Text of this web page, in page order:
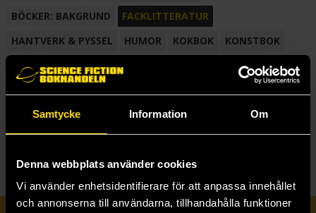
Samtycke Information Om
Denna webbplats använder cookies
Vi använder enhetsidentifierare för att anpassa innehållet
och annonserna till användarna, tillhandahålla funktioner
BÖCKER: BAKGRUND
FACKLITTERATUR
HANTVERK & PYSSEL
HUMOR KOKBOK
KONSTBOK
KORTROMAN
LÄROBOK
NOVELL
SAMLINGSVOLYM
TECKNA & MÅLA TECKNAD SERIE